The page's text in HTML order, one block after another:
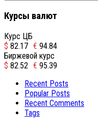
Курсы валют
Курс ЦБ
$ 82.17 € 94.84
Биржевой курс
$ 82.52 € 95.39
Recent Posts
Popular Posts
Recent Comments
Tags